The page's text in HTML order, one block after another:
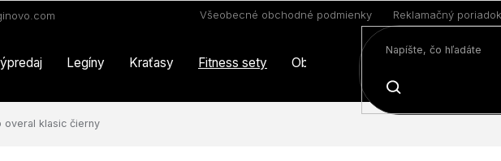
Všeobecné obchodné podmienky Reklamačný poriadok
HĽADAŤ
Legíny Kraťasy Fitness sety Oblečenie
overal klasic čierny